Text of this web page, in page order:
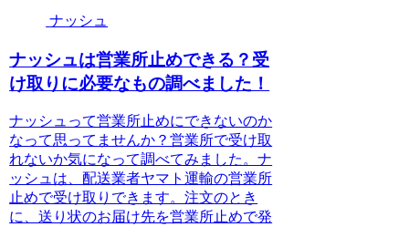
ナッシュ
ナッシュは営業所止めできる？受
け取りに必要なもの調べました！
ナッシュって営業所止めにできないのか
なって思ってませんか？営業所で受け取
れないか気になって調べてみました。ナ
ッシュは、配送業者ヤマト運輸の営業所
止めで受け取りできます。注文のとき
に、送り状のお届け先を営業所止めで発